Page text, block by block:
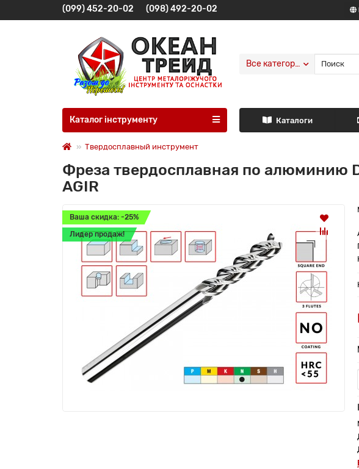
(099) 452-20-02 (098) 492-20-02
Все категории
Каталог інструменту Каталоги
Твердосплавный инструмент
Фреза твердосплавная по алюминию
AGIR
Ваша скидка: -25%
Лидер продаж!